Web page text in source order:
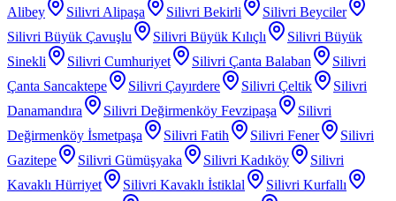
Alibey
Silivri Alipaşa Silivri Bekirli
Silivri Beyciler
Silivri Büyük Çavuşlu
Silivri Büyük Kılıçlı
Silivri Büyük
Sinekli
Silivri Cumhuriyet Silivri Çanta Balaban
Silivri
Çanta Sancaktepe
Silivri Çayırdere Silivri Çeltik
Silivri
Danamandıra
Silivri Değirmenköy Fevzipaşa
Silivri
Değirmenköy İsmetpaşa
Silivri Fatih Silivri Fener
Silivri
Gazitepe
Silivri Gümüşyaka Silivri Kadıköy
Silivri
Kavaklı Hürriyet
Silivri Kavaklı İstiklal
Silivri Kurfallı